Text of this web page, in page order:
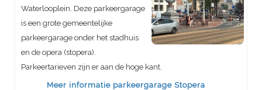
Waterlooplein. Deze parkeergarage
is een grote gemeentelijke
parkeergarage onder het stadhuis
en de opera (stopera).
Parkeertarieven zijn er aan de hoge kant.
Meer informatie parkeergarage Stopera